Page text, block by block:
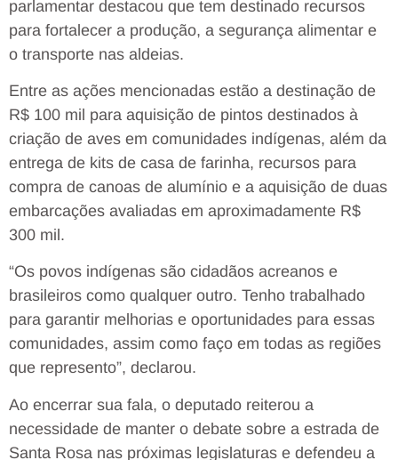
parlamentar destacou que tem destinado recursos
para fortalecer a produção, a segurança alimentar e
o transporte nas aldeias.
Entre as ações mencionadas estão a destinação de
R$ 100 mil para aquisição de pintos destinados à
criação de aves em comunidades indígenas, além da
entrega de kits de casa de farinha, recursos para
compra de canoas de alumínio e a aquisição de duas
embarcações avaliadas em aproximadamente R$
300 mil.
“Os povos indígenas são cidadãos acreanos e
brasileiros como qualquer outro. Tenho trabalhado
para garantir melhorias e oportunidades para essas
comunidades, assim como faço em todas as regiões
que represento”, declarou.
Ao encerrar sua fala, o deputado reiterou a
necessidade de manter o debate sobre a estrada de
Santa Rosa nas próximas legislaturas e defendeu a